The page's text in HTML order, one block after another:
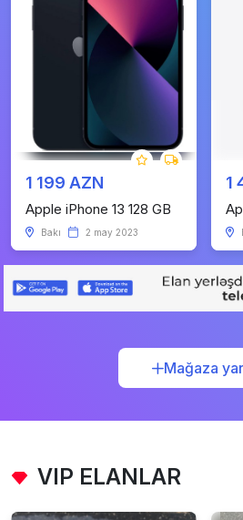
1 199 AZN
Apple iPhone 13 128 GB
Bakı 2 may 2023
1
Mağaza
VIP ELANLAR